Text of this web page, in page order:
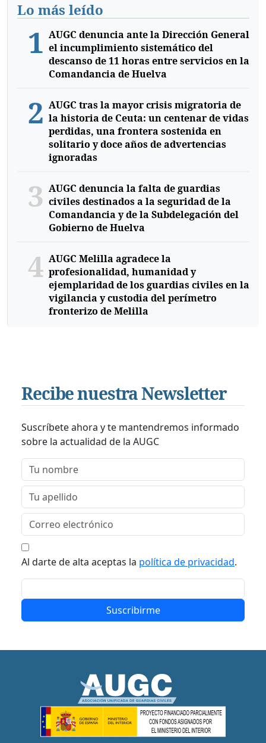
Lo más leído
1 AUGC denuncia ante la Dirección General
el incumplimiento sistemático del
descanso de 11 horas entre servicios en la
Comandancia de Huelva
2 AUGC tras la mayor crisis migratoria de
la historia de Ceuta: un centenar de vidas
perdidas, una frontera sostenida en
solitario y doce años de advertencias
ignoradas
3 AUGC denuncia la falta de guardias
civiles destinados a la seguridad de la
Comandancia y de la Subdelegación del
Gobierno de Huelva
4 AUGC Melilla agradece la
profesionalidad, humanidad y
ejemplaridad de los guardias civiles en la
vigilancia y custodia del perímetro
fronterizo de Melilla
Recibe nuestra Newsletter
Suscríbete ahora y te mantendremos informado
sobre la actualidad de la AUGC
Al darte de alta aceptas la política de privacidad.
Suscribirme